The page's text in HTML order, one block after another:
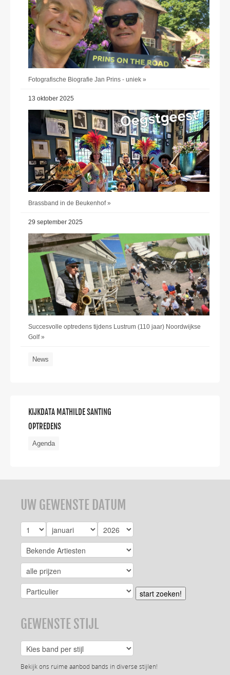
Fotografische Biografie Jan Prins - uniek »
13 oktober 2025
Brassband in de Beukenhof »
29 september 2025
Succesvolle optredens tijdens Lustrum (110 jaar) Noordwijkse
Golf »
News
KIJKDATA MATHILDE SANTING
OPTREDENS
Agenda
UW GEWENSTE DATUM
start zoeken!
GEWENSTE STIJL
Bekijk ons ruime aanbod bands in diverse stijlen!